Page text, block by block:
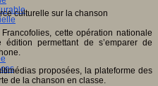
cette opération nationale
permettant de s’emparer de
proposées, la plateforme des
de la chanson en classe.